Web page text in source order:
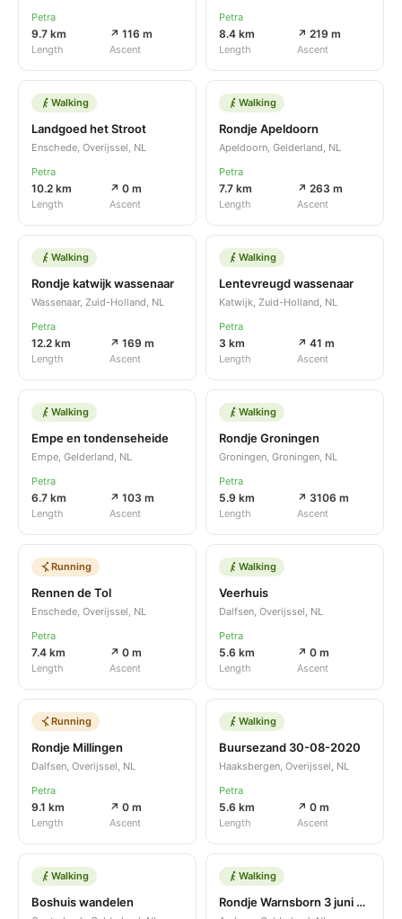
Petra
9.7 km
Length
↗ 116 m
Ascent
Petra
8.4 km
Length
↗ 219 m
Ascent
Walking
Landgoed het Stroot
Enschede, Overijssel, NL
Petra
10.2 km
Length
↗ 0 m
Ascent
Walking
Rondje Apeldoorn
Apeldoorn, Gelderland, NL
Petra
7.7 km
Length
↗ 263 m
Ascent
Walking
Rondje katwijk wassenaar
Wassenaar, Zuid-Holland, NL
Petra
12.2 km
Length
↗ 169 m
Ascent
Walking
Lentevreugd wassenaar
Katwijk, Zuid-Holland, NL
Petra
3 km
Length
↗ 41 m
Ascent
Walking
Empe en tondenseheide
Empe, Gelderland, NL
Petra
6.7 km
Length
↗ 103 m
Ascent
Walking
Rondje Groningen
Groningen, Groningen, NL
Petra
5.9 km
Length
↗ 3106 m
Ascent
Running
Rennen de Tol
Enschede, Overijssel, NL
Petra
7.4 km
Length
↗ 0 m
Ascent
Walking
Veerhuis
Dalfsen, Overijssel, NL
Petra
5.6 km
Length
↗ 0 m
Ascent
Running
Rondje Millingen
Dalfsen, Overijssel, NL
Petra
9.1 km
Length
↗ 0 m
Ascent
Walking
Buursezand 30-08-2020
Haaksbergen, Overijssel, NL
Petra
5.6 km
Length
↗ 0 m
Ascent
Walking
Boshuis wandelen
Walking
Rondje Warnsborn 3 juni 2020